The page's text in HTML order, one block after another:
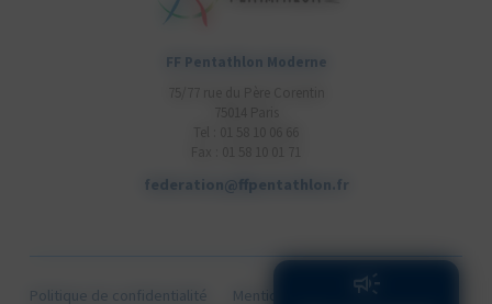
FF Pentathlon Moderne
federation@ffpentathlon.fr
Politique de confidentialité Mentions légales Cookies